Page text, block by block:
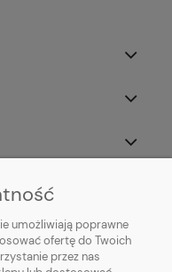
umożliwiają poprawne
ofertę do Twoich
przez nas